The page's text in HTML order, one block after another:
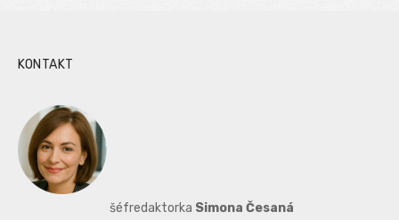
KONTAKT
šéfredaktorka Simona Česaná